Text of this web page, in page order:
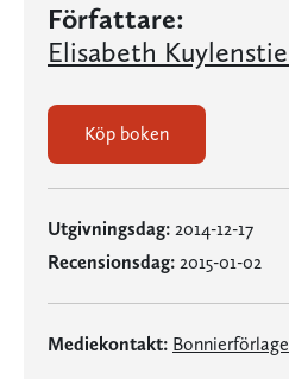
Författare:
Elisabeth
Köp boken
Utgivningsdag: 2014-12-17
Recensionsdag: 2015-01-02
Mediekontakt: